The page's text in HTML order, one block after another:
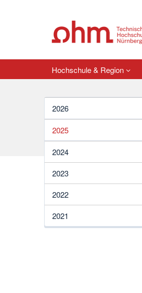
Hochschule & Region
2026
2025
2024
2023
2022
2021